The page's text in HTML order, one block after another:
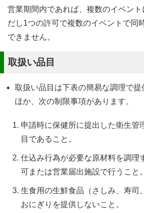
営業期間内であれば、複数のイベン
だし1つの許可で複数のイベントで同
できません。
取扱い品目
取扱い品目は下表の簡易な調理で提
ほか、次の制限事項があります。
申請時に保健所に提出した衛生管
目であること。
仕込み行為が必要な原材料を調理
可または営業届出施設で行うこと。
生食用の生鮮食品（さしみ、寿司
おにぎりを提供しないこと。